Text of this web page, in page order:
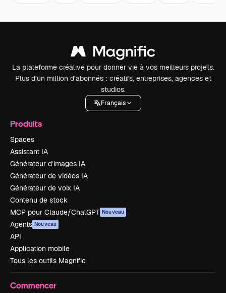
La plateforme créative pour donner vie à vos meilleurs projets.
Plus d’un million d’abonnés : créatifs, entreprises, agences et
studios.
Français
Produits
Spaces
Assistant IA
Générateur d’images IA
Générateur de vidéos IA
Générateur de voix IA
Contenu de stock
MCP pour Claude/ChatGPT Nouveau
Agents Nouveau
API
Application mobile
Tous les outils Magnific
Commencer